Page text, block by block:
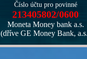
Číslo účtu pro povinné
213405802/0600
Moneta Money bank a.s.
(dříve GE Money Bank,